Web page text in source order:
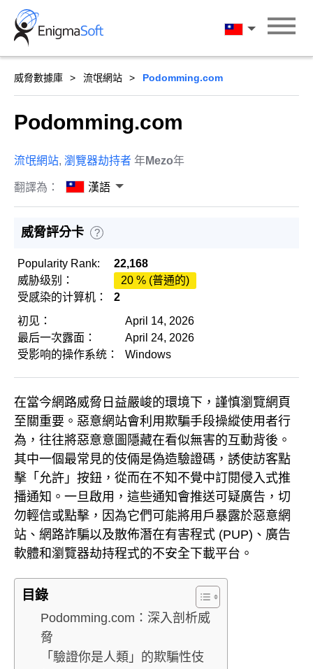
Skip
content
漢語
威脅數據庫 流氓網站 Podomming.com
Podomming.com
流氓網站, 瀏覽器劫持者 年Mezo年
翻譯為： 漢語
威脅評分卡 ?
Popularity Rank:
22,168
威胁级别：
20 % (普通的)
受感染的计算机：
2
初见：
April 14, 2026
最后一次露面：
April 24, 2026
受影响的操作系统：
Windows
在當今網路威脅日益嚴峻的環境下，謹慎瀏覽網頁
至關重要。惡意網站會利用欺騙手段操縱使用者行
為，往往將惡意意圖隱藏在看似無害的互動背後。
其中一個最常見的伎倆是偽造驗證碼，誘使訪客點
擊「允許」按鈕，從而在不知不覺中訂閱侵入式推
播通知。一旦啟用，這些通知會推送可疑廣告，切
勿輕信或點擊，因為它們可能將用戶暴露於惡意網
站、網路詐騙以及散佈潛在有害程式 (PUP)、廣告
軟體和瀏覽器劫持程式的不安全下載平台。
目錄
Podomming.com：深入剖析威
脅
「驗證你是人類」的欺騙性伎